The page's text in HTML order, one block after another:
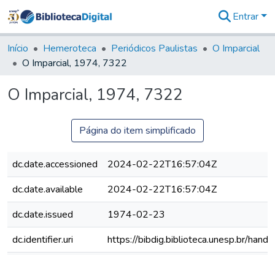
&
Coleções
Tudo na
Digital
Entrar
Início Hemeroteca Periódicos Paulistas
O Imparcial
O Imparcial, 1974, 7322
O Imparcial, 1974, 7322
Página do item simplificado
dc.date.accessioned
2024-02-22T16:57:04Z
dc.date.available
2024-02-22T16:57:04Z
dc.date.issued
1974-02-23
dc.identifier.uri
https://bibdig.biblioteca.unesp.br/